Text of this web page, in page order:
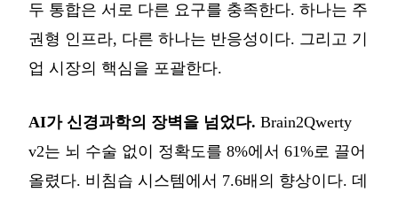
두 통합은 서로 다른 요구를 충족한다. 하나는 주
권형 인프라, 다른 하나는 반응성이다. 그리고 기
업 시장의 핵심을 포괄한다.
AI가 신경과학의 장벽을 넘었다. Brain2Qwerty
v2는 뇌 수술 없이 정확도를 8%에서 61%로 끌어
올렸다. 비침습 시스템에서 7.6배의 향상이다. 데